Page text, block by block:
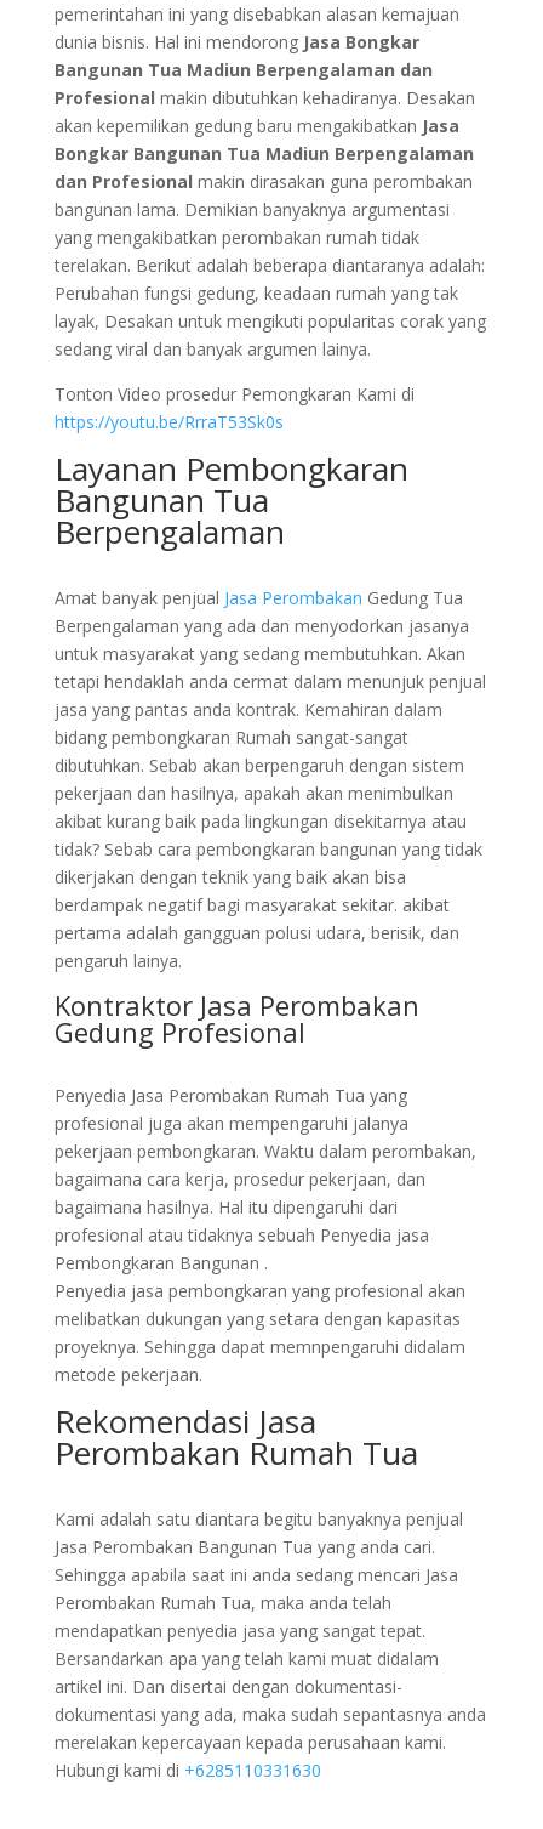
pemerintahan ini yang disebabkan alasan kemajuan
dunia bisnis. Hal ini mendorong Jasa Bongkar
Bangunan Tua Madiun Berpengalaman dan
Profesional makin dibutuhkan kehadiranya. Desakan
akan kepemilikan gedung baru mengakibatkan Jasa
Bongkar Bangunan Tua Madiun Berpengalaman
dan Profesional makin dirasakan guna perombakan
bangunan lama. Demikian banyaknya argumentasi
yang mengakibatkan perombakan rumah tidak
terelakan. Berikut adalah beberapa diantaranya adalah:
Perubahan fungsi gedung, keadaan rumah yang tak
layak, Desakan untuk mengikuti popularitas corak yang
sedang viral dan banyak argumen lainya.
Tonton Video prosedur Pemongkaran Kami di
https://youtu.be/RrraT53Sk0s
Layanan Pembongkaran
Bangunan Tua
Berpengalaman
Amat banyak penjual Jasa Perombakan Gedung Tua
Berpengalaman yang ada dan menyodorkan jasanya
untuk masyarakat yang sedang membutuhkan. Akan
tetapi hendaklah anda cermat dalam menunjuk penjual
jasa yang pantas anda kontrak. Kemahiran dalam
bidang pembongkaran Rumah sangat-sangat
dibutuhkan. Sebab akan berpengaruh dengan sistem
pekerjaan dan hasilnya, apakah akan menimbulkan
akibat kurang baik pada lingkungan disekitarnya atau
tidak? Sebab cara pembongkaran bangunan yang tidak
dikerjakan dengan teknik yang baik akan bisa
berdampak negatif bagi masyarakat sekitar. akibat
pertama adalah gangguan polusi udara, berisik, dan
pengaruh lainya.
Kontraktor Jasa Perombakan
Gedung Profesional
Penyedia Jasa Perombakan Rumah Tua yang
profesional juga akan mempengaruhi jalanya
pekerjaan pembongkaran. Waktu dalam perombakan,
bagaimana cara kerja, prosedur pekerjaan, dan
bagaimana hasilnya. Hal itu dipengaruhi dari
profesional atau tidaknya sebuah Penyedia jasa
Pembongkaran Bangunan .
Penyedia jasa pembongkaran yang profesional akan
melibatkan dukungan yang setara dengan kapasitas
proyeknya. Sehingga dapat memnpengaruhi didalam
metode pekerjaan.
Rekomendasi Jasa
Perombakan Rumah Tua
Kami adalah satu diantara begitu banyaknya penjual
Jasa Perombakan Bangunan Tua yang anda cari.
Sehingga apabila saat ini anda sedang mencari Jasa
Perombakan Rumah Tua, maka anda telah
mendapatkan penyedia jasa yang sangat tepat.
Bersandarkan apa yang telah kami muat didalam
artikel ini. Dan disertai dengan dokumentasi-
dokumentasi yang ada, maka sudah sepantasnya anda
merelakan kepercayaan kepada perusahaan kami.
Hubungi kami di +6285110331630